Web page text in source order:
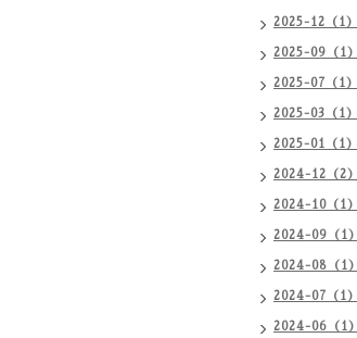
2025-12（1）
2025-09（1）
2025-07（1）
2025-03（1）
2025-01（1）
2024-12（2）
2024-10（1）
2024-09（1）
2024-08（1）
2024-07（1）
2024-06（1）